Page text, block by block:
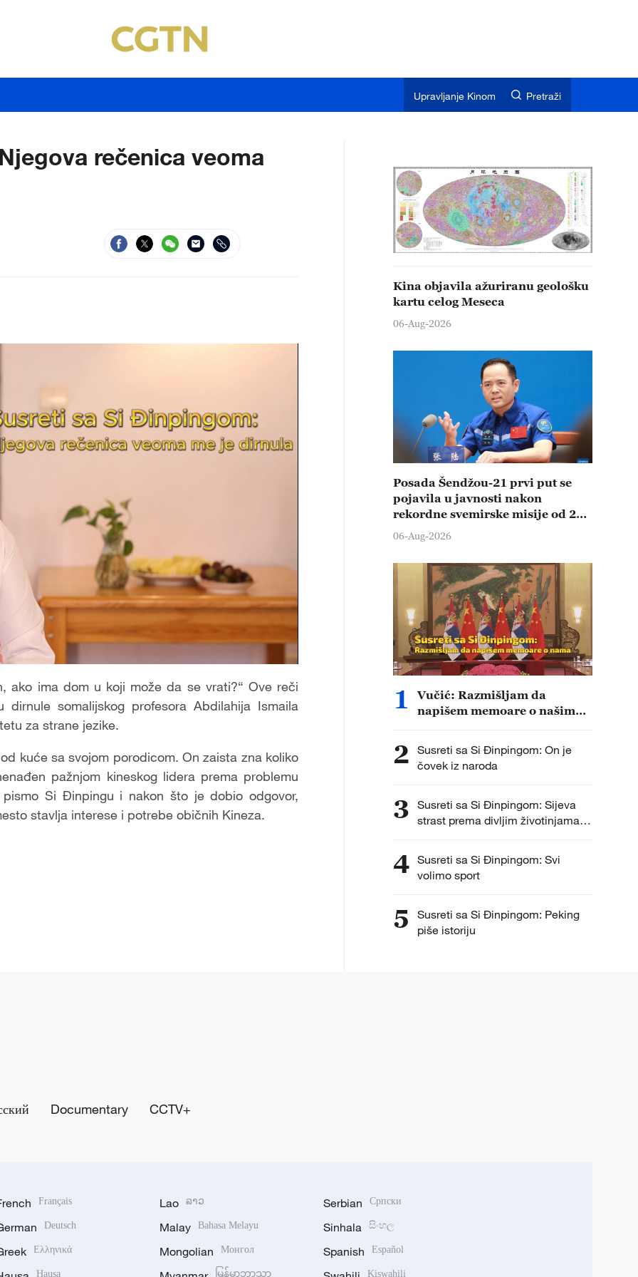
Upravljanje Kinom Pretraži
rečenica veoma
ako ima dom u koji može da se vrati?“ Ove reči
somalijskog profesora Abdilahija Ismaila
za strane jezike.
kuće sa svojom porodicom. On zaista zna koliko
pažnjom kineskog lidera prema problemu
Si Đinpingu i nakon što je dobio odgovor,
stavlja interese i potrebe običnih Kineza.
Kina objavila ažuriranu geološku
kartu celog Meseca
06-Aug-2026
Posada Šendžou-21 prvi put se
pojavila u javnosti nakon
rekordne svemirske misije od 210
dana
06-Aug-2026
1
Vučić: Razmišljam da
napišem memoare o našim
2 Susreti sa Si Đinpingom: On je
čovek iz naroda
3 Susreti sa Si Đinpingom: Sijeva
strast prema divljim životinjama i
biodiverzitetu
4 Susreti sa Si Đinpingom: Svi
volimo sport
5
Susreti sa Si Đinpingom: Peking
piše istoriju
Documentary CCTV+
Français
Deutsch
Ελληνικά
Hausa
Lao ລາວ
Malay Bahasa Melayu
Mongolian Монгол
မြန်မာဘာသာ
Serbian Српски
Sinhala සිංහල
Spanish Español
Kiswahili